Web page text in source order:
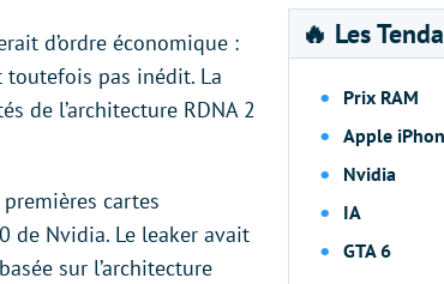
d’ordre économique :
toutefois pas inédit. La
de l’architecture RDNA 2
cartes
de Nvidia. Le leaker avait
sur l’architecture
🔥 Les
Prix RAM
Apple
Nvidia
IA
GTA 6